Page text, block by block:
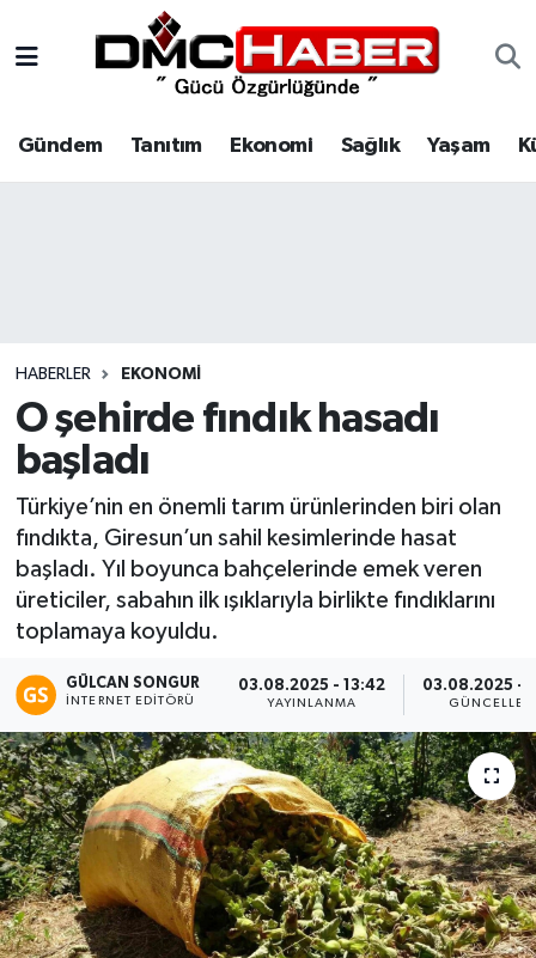
Gündem Tanıtım Ekonomi Sağlık Yaşam
HABERLER EKONOMI
O şehirde fındık hasadı
başladı
Türkiye’nin en önemli tarım ürünlerinden biri olan
fındıkta, Giresun’un sahil kesimlerinde hasat
başladı. Yıl boyunca bahçelerinde emek veren
üreticiler, sabahın ilk ışıklarıyla birlikte fındıklarını
toplamaya koyuldu.
GÜLCAN SONGUR
İNTERNET EDITÖRÜ
03.08.2025 - 13:42
YAYINLANMA
03.08.2025 -
Tanıtım
Spor
Siyaset
Eğitim
Teknoloji
Asayiş
Resmi İlan
Nöbetçi Eczaneler
Hava Durumu
Haber Arşivi